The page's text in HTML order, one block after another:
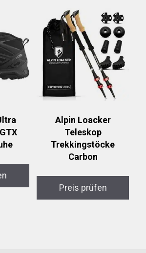
Alpin Loacker
Teleskop
Trekkingstöcke
Carbon
Preis prüfen